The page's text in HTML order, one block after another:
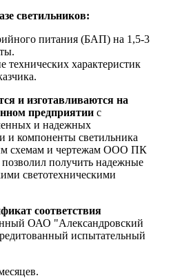
светильников:
питания (БАП) на 1,5-3
технических характеристик
и изготавливаются на
предприятии с
и надежных
и компоненты светильника
схемам и чертежам ООО ПК
получить надежные
светотехническими
соответствия
ОАО "Александровский
испытательный